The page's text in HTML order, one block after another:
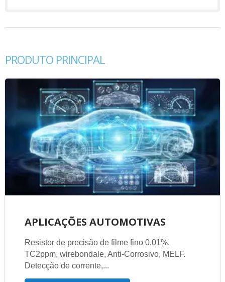
PRODUTO PRINCIPAL
APLICAÇÕES AUTOMOTIVAS
Resistor de precisão de filme fino 0,01%,
TC2ppm, wirebondale, Anti-Corrosivo, MELF.
Detecção de corrente,...